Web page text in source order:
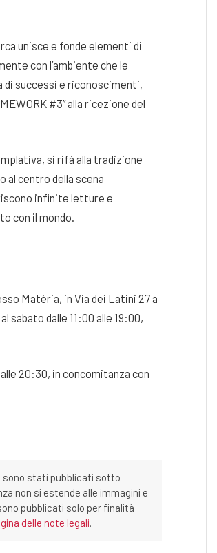
unisce e fonde elementi di
con l’ambiente che le
di successi e riconoscimenti,
#3” alla ricezione del
si rifà alla tradizione
al centro della scena
infinite letture e
con il mondo.
Matèria, in Via dei Latini 27 a
sabato dalle 11:00 alle 19:00,
20:30, in concomitanza con
sono stati pubblicati sotto
non si estende alle immagini e
pubblicati solo per finalità
delle note legali.